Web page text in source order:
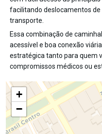
facilitando deslocamentos de
transporte.
Essa combinação de
acessível e boa conexão
estratégica tanto para quem
compromissos médicos ou
+
−